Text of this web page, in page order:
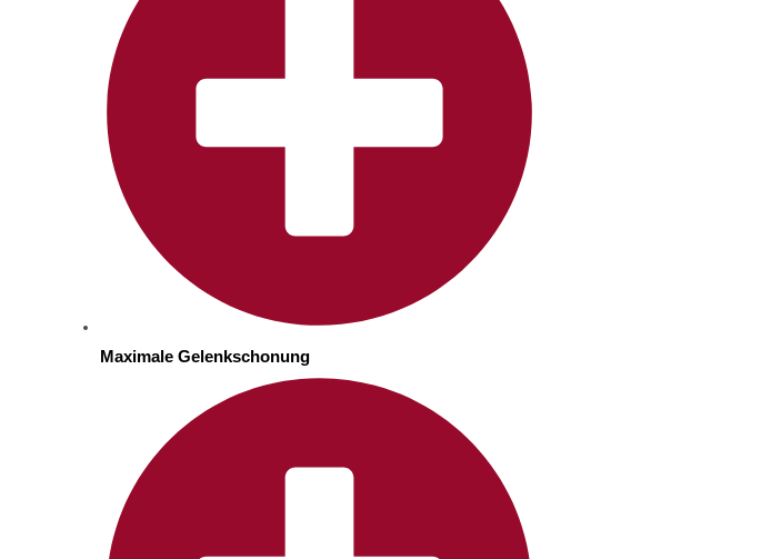
Maximale Gelenkschonung